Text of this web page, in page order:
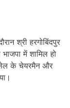
श्री हरगोबिंदपुर
में शामिल हो
सेल के चेयरमैन और